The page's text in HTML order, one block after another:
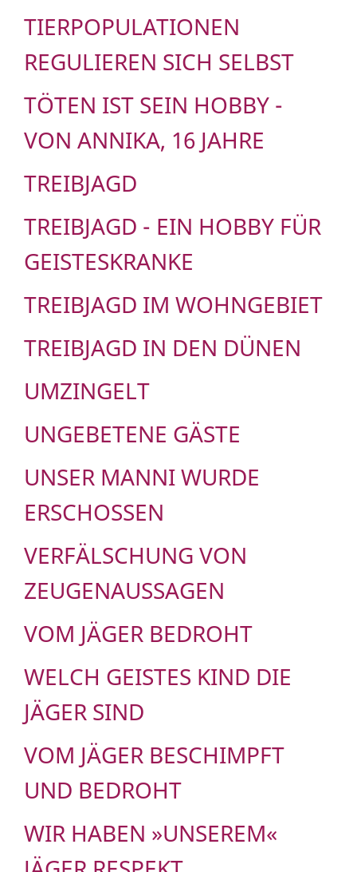
TIERPOPULATIONEN
REGULIEREN SICH SELBST
TÖTEN IST SEIN HOBBY -
VON ANNIKA, 16 JAHRE
TREIBJAGD
TREIBJAGD - EIN HOBBY FÜR
GEISTESKRANKE
TREIBJAGD IM WOHNGEBIET
TREIBJAGD IN DEN DÜNEN
UMZINGELT
UNGEBETENE GÄSTE
UNSER MANNI WURDE
ERSCHOSSEN
VERFÄLSCHUNG VON
ZEUGENAUSSAGEN
VOM JÄGER BEDROHT
WELCH GEISTES KIND DIE
JÄGER SIND
VOM JÄGER BESCHIMPFT
UND BEDROHT
WIR HABEN »UNSEREM«